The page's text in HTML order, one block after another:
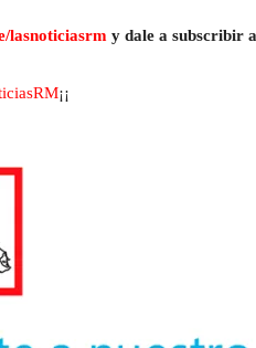
lasnoticiasrm y dale a subscribir
¡¡